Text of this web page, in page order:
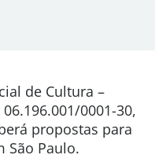
de Cultura –
0001-30,
propostas para
São Paulo.